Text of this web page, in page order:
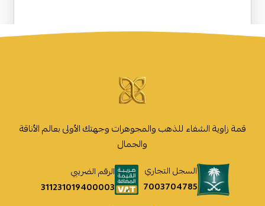
قمة زاوية الشفاء للذهب والمجوهرات وجهتك الأولى بعالم الأناقة
والجمال
السجل التجاري
7003704785
الرقم الضريبي
311231019400003